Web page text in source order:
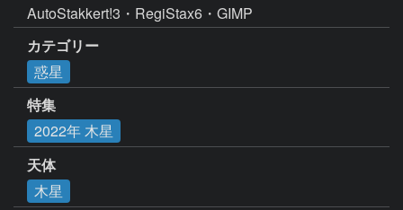
AutoStakkert!3・RegiStax6・GIMP
カテゴリー
惑星
特集
2022年 木星
天体
木星